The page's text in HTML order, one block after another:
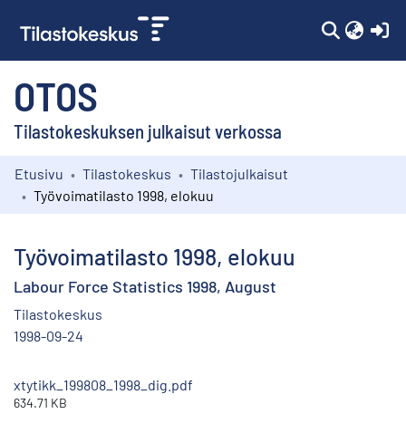
OTOS
Tilastokeskuksen julkaisut verkossa
Kokoelmat
Etusivu Tilastokeskus
Tilastojulkaisut
Työvoimatilasto 1998, elokuu
Työvoimatilasto 1998, elokuu
Labour Force Statistics 1998, August
Tilastokeskus
1998-09-24
xtytikk_199808_1998_dig.pdf
634.71 KB